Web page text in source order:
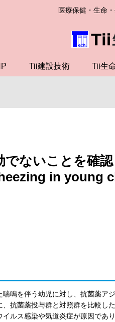
医療保健・生命
Tii建設技術 Tii生
でないことを確
in young
鳴を伴う幼児に対し、抗菌薬ア
抗菌薬投与群と対照群を比較し
ルス感染や気道炎症が原因であ